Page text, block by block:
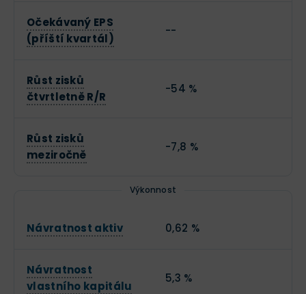
Očekávaný EPS
(příští kvartál)
--
Růst zisků
čtvrtletně R/R
-54 %
Růst zisků
meziročně
-7,8 %
Výkonnost
Návratnost aktiv 0,62 %
Návratnost
vlastního kapitálu
5,3 %